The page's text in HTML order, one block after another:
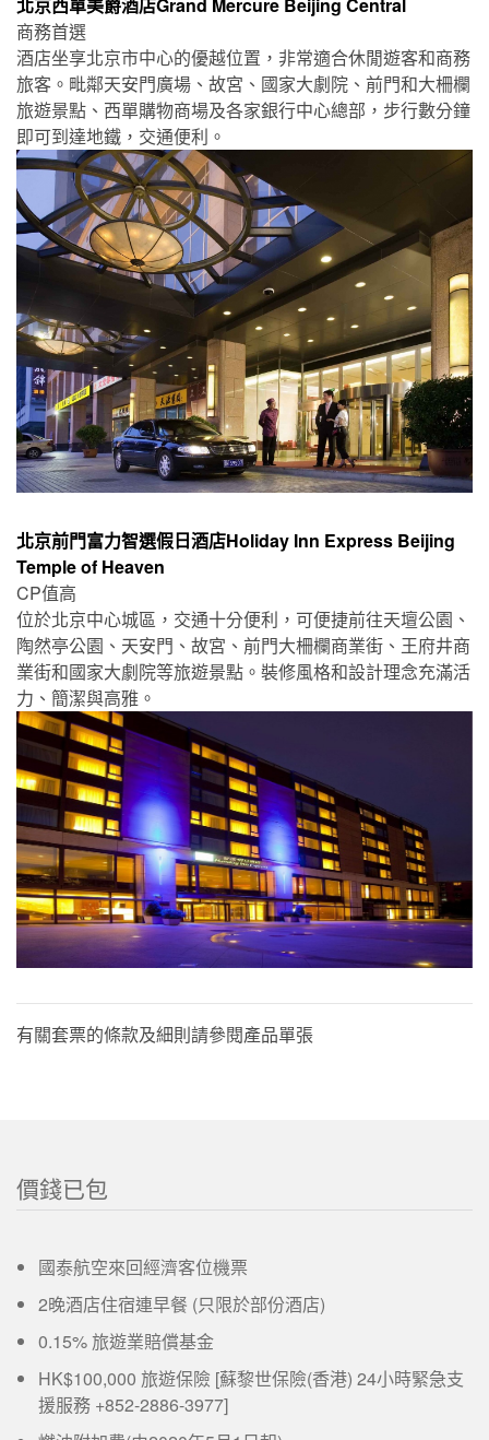
北京西單美爵酒店Grand Mercure Beijing Central
商務首選
酒店坐享北京市中心的優越位置，非常適合休閒遊客和商務
旅客。毗鄰天安門廣場、故宮、國家大劇院、前門和大柵欄
旅遊景點、西單購物商場及各家銀行中心總部，步行數分鐘
即可到達地鐵，交通便利。
北京前門富力智選假日酒店Holiday Inn Express Beijing
Temple of Heaven
CP值高
位於北京中心城區，交通十分便利，可便捷前往天壇公園、
陶然亭公園、天安門、故宮、前門大柵欄商業街、王府井商
業街和國家大劇院等旅遊景點。裝修風格和設計理念充滿活
力、簡潔與高雅。
有關套票的條款及細則請參閱產品單張
價錢已包
國泰航空來回經濟客位機票
2晚酒店住宿連早餐 (只限於部份酒店)
0.15% 旅遊業賠償基金
HK$100,000 旅遊保險 [蘇黎世保險(香港) 24小時緊急支
援服務 +852-2886-3977]